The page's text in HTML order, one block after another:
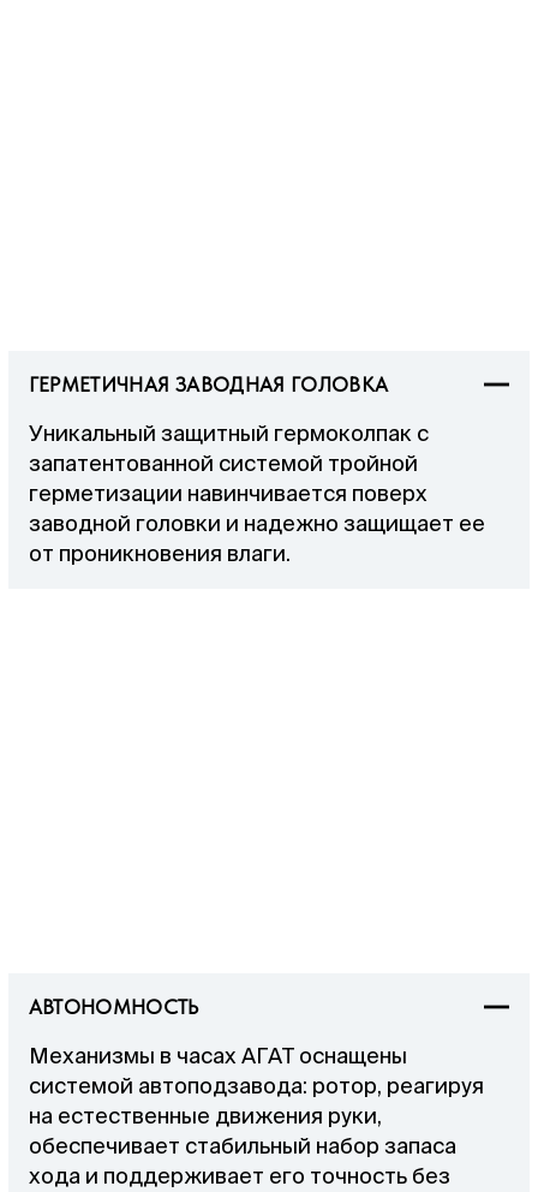
ГЕРМЕТИЧНАЯ ЗАВОДНАЯ ГОЛОВКА
Уникальный защитный гермоколпак с
запатентованной системой тройной
герметизации навинчивается поверх
заводной головки и надежно защищает ее
от проникновения влаги.
АВТОНОМНОСТЬ
Механизмы в часах АГАТ оснащены
системой автоподзавода: ротор, реагируя
на естественные движения руки,
обеспечивает стабильный набор запаса
хода и поддерживает его точность без